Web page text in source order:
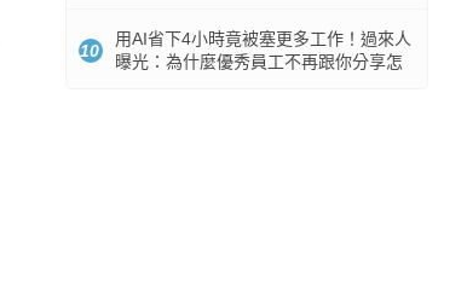
10
用AI省下4小時竟被塞更多工作！過來人
曝光：為什麼優秀員工不再跟你分享怎